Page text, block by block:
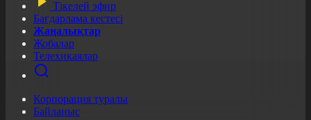
Тікелей эфир
Бағдарлама кестесі
Жаңалықтар
Жобалар
Телехикаялар
Корпорация туралы
Байланыс